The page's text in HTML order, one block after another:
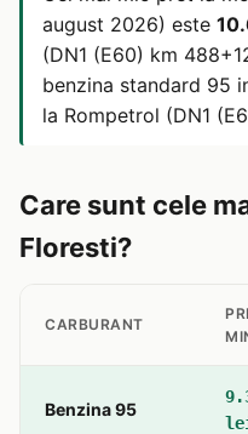
august 2026) este
(DN1 (E60) km
benzina standard 95
la Rompetrol (DN1
Care sunt cele
Floresti?
CARBURANT
Benzina 95